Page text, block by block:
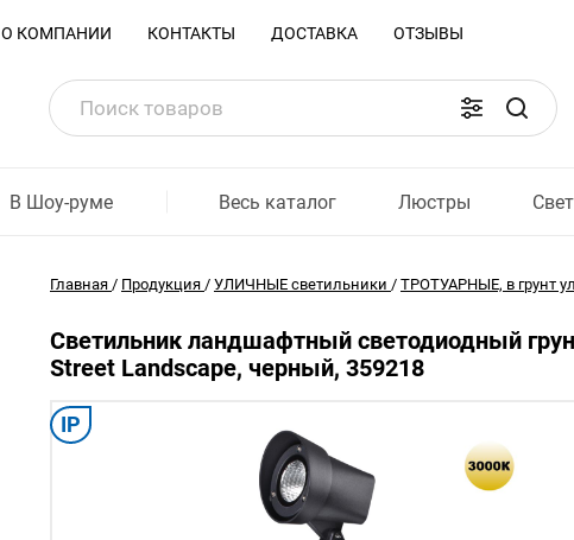
О КОМПАНИИ КОНТАКТЫ ДОСТАВКА ОТЗЫВЫ
В Шоу-руме Весь каталог Люстры
Главная / Продукция / УЛИЧНЫЕ светильники / ТРОТУАРНЫЕ, в грунт
Светильник ландшафтный светодиодный
Street Landscape, черный, 359218
IP